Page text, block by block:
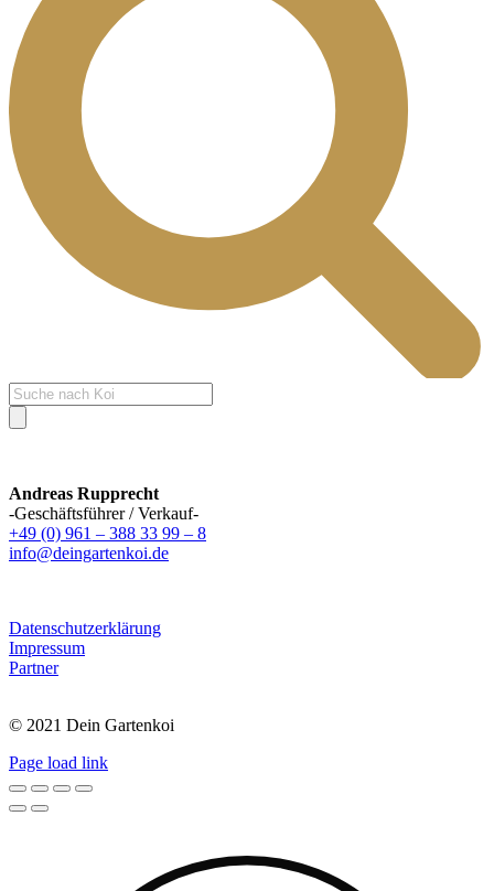
Products
search
Andreas Rupprecht
-Geschäftsführer / Verkauf-
+49 (0) 961 – 388 33 99 – 8
info@deingartenkoi.de
Datenschutzerklärung
Impressum
Partner
© 2021 Dein Gartenkoi
Page load link